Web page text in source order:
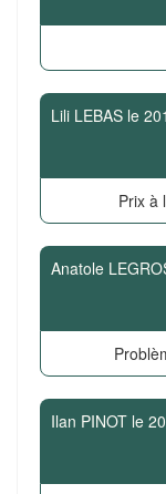
Lili LEBAS le
Prix à
Anatole
Ilan PINOT le